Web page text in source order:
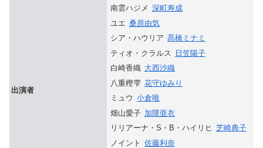
出演者
南雲ハジメ 深町寿成
ユエ 桑原由気
シア・ハウリア 髙橋ミナミ
ティオ・クラルス
日笠陽子
白崎香織 大西沙織
八重樫雫 花守ゆみり
ミュウ 小倉唯
畑山愛子 加隈亜衣
リリアーナ・S・B・ハイリヒ 芝崎典子
ノイント 佐藤利奈